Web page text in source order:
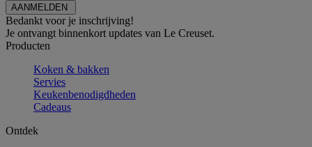
Bedankt voor je inschrijving!
Je ontvangt binnenkort updates van Le Creuset.
Producten
Koken & bakken
Servies
Keukenbenodigdheden
Cadeaus
Ontdek